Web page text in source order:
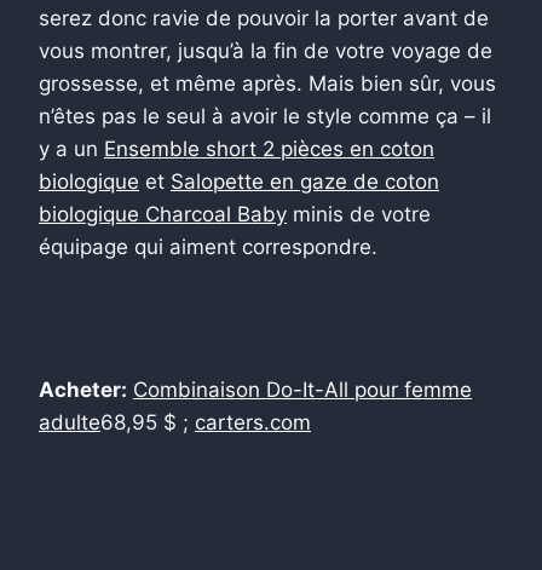
serez donc ravie de pouvoir la porter avant de
vous montrer, jusqu’à la fin de votre voyage de
grossesse, et même après. Mais bien sûr, vous
n’êtes pas le seul à avoir le style comme ça – il
y a un Ensemble short 2 pièces en coton
biologique et Salopette en gaze de coton
biologique Charcoal Baby minis de votre
équipage qui aiment correspondre.
Acheter: Combinaison Do-It-All pour femme
adulte68,95 $ ; carters.com